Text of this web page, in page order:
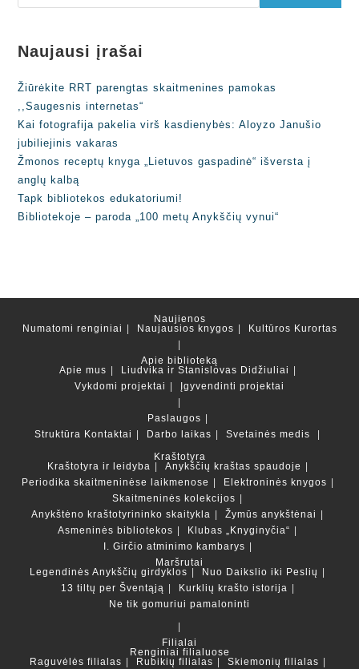
Naujausi įrašai
Žiūrėkite RRT parengtas skaitmenines pamokas
,,Saugesnis internetas“
Kai fotografija pakelia virš kasdienybės: Aloyzo Janušio
jubiliejinis vakaras
Žmonos receptų knyga „Lietuvos gaspadinė“ išversta į
anglų kalbą
Tapk bibliotekos edukatoriumi!
Bibliotekoje – paroda „100 metų Anykščių vynui“
Naujienos
Numatomi renginiai
Naujausios knygos Kultūros Kurortas
Apie biblioteką
Apie mus
Liudvika ir Stanislovas Didžiuliai
Vykdomi projektai
Įgyvendinti projektai
Paslaugos
Struktūra Kontaktai Darbo laikas
Svetainės medis
Kraštotyra
Kraštotyra ir leidyba
Anykščių kraštas spaudoje
Periodika skaitmeninėse laikmenose
Elektroninės knygos
Skaitmeninės kolekcijos
Anykštėno kraštotyrininko skaitykla
Žymūs anykštėnai
Asmeninės bibliotekos
Klubas „Knyginyčia“
I. Girčio atminimo kambarys
Maršrutai
Legendinės Anykščių girdyklos
Nuo Daikslio iki Peslių
13 tiltų per Šventąją
Kurklių krašto istorija
Ne tik gomuriui pamaloninti
Filialai
Renginiai filialuose
Raguvėlės filialas
Rubikių filialas Skiemonių filialas